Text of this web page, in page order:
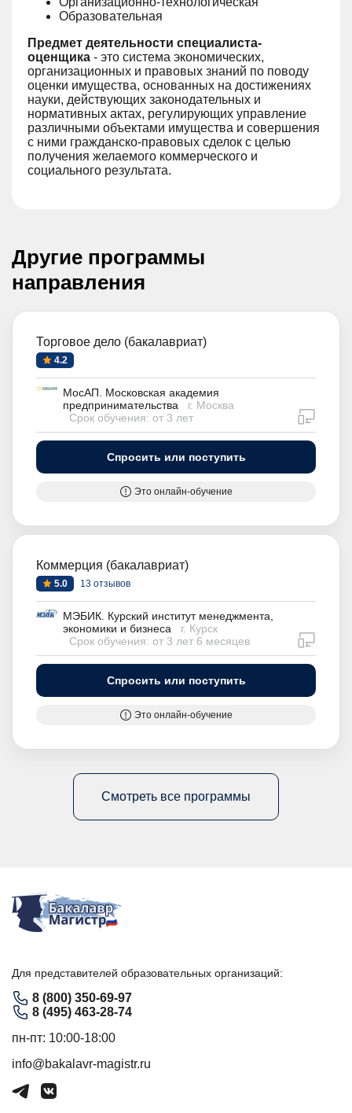
Образовательная
Предмет деятельности специалиста-
оценщика - это система экономических,
организационных и правовых знаний по поводу
оценки имущества, основанных на достижениях
науки, действующих законодательных и
нормативных актах, регулирующих управление
различными объектами имущества и совершения
с ними гражданско-правовых сделок с целью
получения желаемого коммерческого и
социального результата.
Другие программы
направления
Торговое дело (бакалавриат)
4.2
МосАП. Московская академия
предпринимательства
г. Москва
Срок обучения: от 3 лет
Спросить или поступить
Это онлайн-обучение
Коммерция (бакалавриат)
5.0 13 отзывов
МЭБИК. Курский институт менеджмента,
экономики и бизнеса
г. Курск
Срок обучения: от 3 лет 6 месяцев
Спросить или поступить
Это онлайн-обучение
Смотреть все программы
Для представителей образовательных организаций:
8 (800) 350-69-97
8 (495) 463-28-74
пн-пт: 10:00-18:00
info@bakalavr-magistr.ru